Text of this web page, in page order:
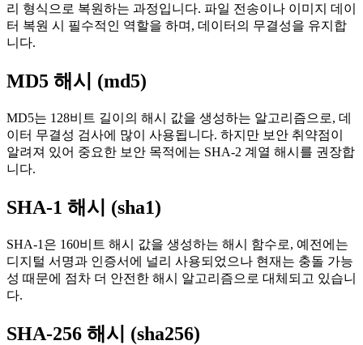
리 형식으로 복원하는 과정입니다. 파일 전송이나 이미지 데이
터 복원 시 필수적인 역할을 하며, 데이터의 무결성을 유지합
니다.
MD5 해시 (md5)
MD5는 128비트 길이의 해시 값을 생성하는 알고리즘으로, 데
이터 무결성 검사에 많이 사용됩니다. 하지만 보안 취약점이
알려져 있어 중요한 보안 목적에는 SHA-2 계열 해시를 권장합
니다.
SHA-1 해시 (sha1)
SHA-1은 160비트 해시 값을 생성하는 해시 함수로, 예전에는
디지털 서명과 인증서에 널리 사용되었으나 현재는 충돌 가능
성 때문에 점차 더 안전한 해시 알고리즘으로 대체되고 있습니
다.
SHA-256 해시 (sha256)